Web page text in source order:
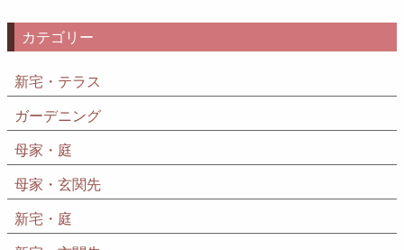
カテゴリー
新宅・テラス
ガーデニング
母家・庭
母家・玄関先
新宅・庭